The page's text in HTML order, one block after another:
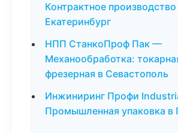
Контрактное производство
Екатеринбург
НПП СтанкоПроф Пак —
Механообработка:
фрезерная в Севастополь
Инжиниринг Профи
Промышленная упаковка в